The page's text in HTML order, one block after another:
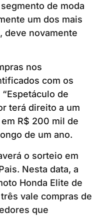
de moda
um dos mais
deve novamente
nos
com os
de
terá direito a um
R$ 200 mil de
de um ano.
o sorteio em
Nesta data, a
Honda Elite de
vale compras de
que